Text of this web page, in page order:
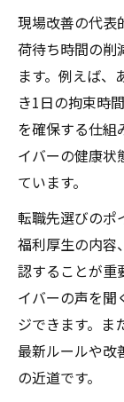
現場改善の代表
荷待ち時間の削
ます。例えば、
き1日の拘束時
を確保する仕組
イバーの健康状
ています。
転職先選びのポ
福利厚生の内容
認することが重
イバーの声を聞
ジできます。ま
最新ルールや改
の近道です。